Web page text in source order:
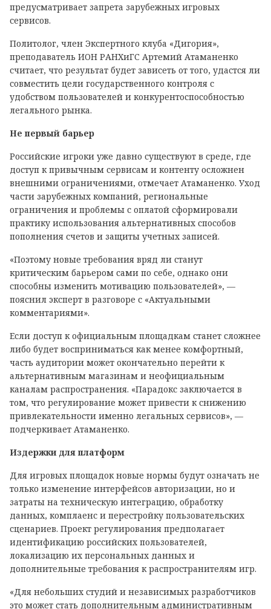
предусматривает запрета зарубежных игровых
сервисов.
Политолог, член Экспертного клуба «Дигория»,
преподаватель ИОН РАНХиГС Артемий Атаманенко
считает, что результат будет зависеть от того, удастся ли
совместить цели государственного контроля с
удобством пользователей и конкурентоспособностью
легального рынка.
Не первый барьер
Российские игроки уже давно существуют в среде, где
доступ к привычным сервисам и контенту осложнен
внешними ограничениями, отмечает Атаманенко. Уход
части зарубежных компаний, региональные
ограничения и проблемы с оплатой сформировали
практику использования альтернативных способов
пополнения счетов и защиты учетных записей.
«Поэтому новые требования вряд ли станут
критическим барьером сами по себе, однако они
способны изменить мотивацию пользователей», —
пояснил эксперт в разговоре с «Актуальными
комментариями».
Если доступ к официальным площадкам станет сложнее
либо будет восприниматься как менее комфортный,
часть аудитории может окончательно перейти к
альтернативным магазинам и неофициальным
каналам распространения. «Парадокс заключается в
том, что регулирование может привести к снижению
привлекательности именно легальных сервисов», —
подчеркивает Атаманенко.
Издержки для платформ
Для игровых площадок новые нормы будут означать не
только изменение интерфейсов авторизации, но и
затраты на техническую интеграцию, обработку
данных, комплаенс и перестройку пользовательских
сценариев. Проект регулирования предполагает
идентификацию российских пользователей,
локализацию их персональных данных и
дополнительные требования к распространителям игр.
«Для небольших студий и независимых разработчиков
это может стать дополнительным административным